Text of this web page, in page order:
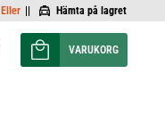
Eller || Hämta på lagret
Favoriter
Kundvagn